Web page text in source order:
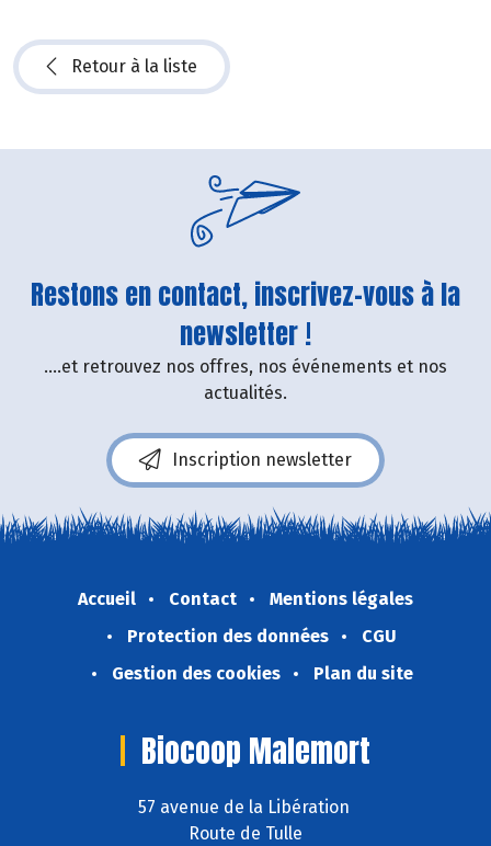
Retour à la liste
Restons en contact, inscrivez-vous à la
newsletter !
....et retrouvez nos offres, nos événements et nos
actualités.
Inscription newsletter
Accueil Contact
Mentions légales
Protection des données
CGU
Gestion des cookies
Plan du site
Biocoop Malemort
57 avenue de la Libération
Route de Tulle